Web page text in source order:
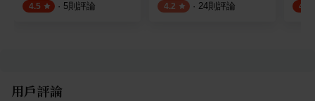
4.5 · 5則評論 4.2 · 24則評論 4.5
用戶評論